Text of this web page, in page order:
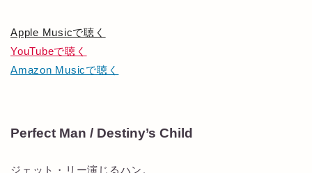
Apple Musicで聴く
YouTubeで聴く
Amazon Musicで聴く
Perfect Man / Destiny’s Child
ジェット・リー演じるハン。